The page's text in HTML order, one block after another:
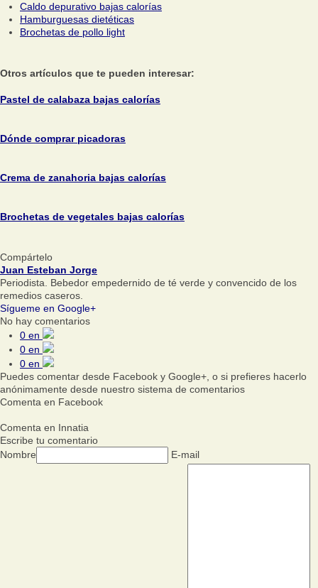
Caldo depurativo bajas calorías
Hamburguesas dietéticas
Brochetas de pollo light
Otros artículos que te pueden interesar:
Pastel de calabaza bajas calorías
Dónde comprar picadoras
Crema de zanahoria bajas calorías
Brochetas de vegetales bajas calorías
Compártelo
Juan Esteban Jorge
Periodista. Bebedor empedernido de té verde y convencido de los
remedios caseros.
Sígueme en Google+
No hay comentarios
0 en
0 en
0 en
Puedes comentar desde Facebook y Google+, o si prefieres hacerlo
anónimamente desde nuestro sistema de comentarios
Comenta en Facebook
Comenta en Innatia
Escribe tu comentario
Nombre
E-mail